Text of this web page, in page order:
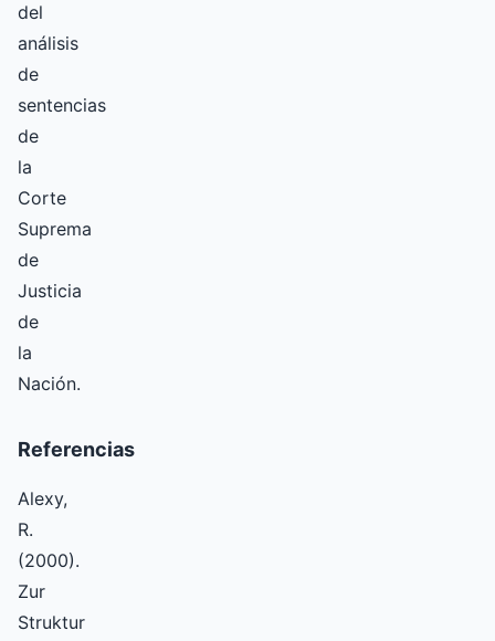
del
análisis
de
sentencias
de
la
Corte
Suprema
de
Justicia
de
la
Nación.
Referencias
Alexy,
R.
(2000).
Zur
Struktur